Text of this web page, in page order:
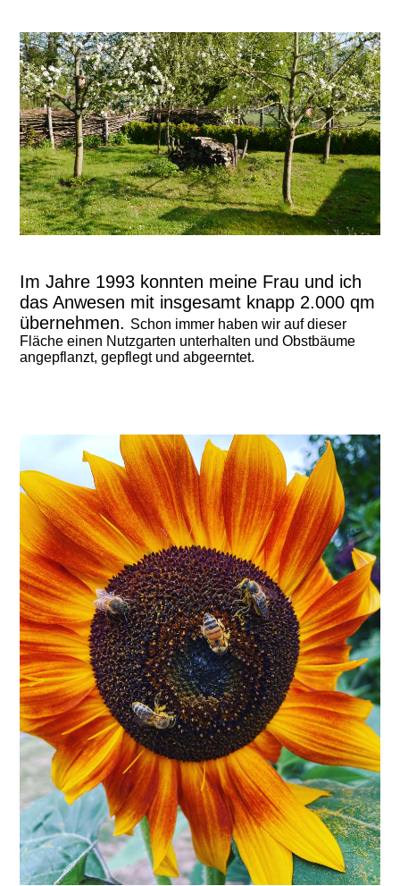
Im Jahre 1993 konnten meine Frau und ich
das Anwesen mit insgesamt knapp 2.000 qm
übernehmen. Schon immer haben wir auf dieser
Fläche einen Nutzgarten unterhalten und Obstbäume
angepflanzt, gepflegt und abgeerntet.